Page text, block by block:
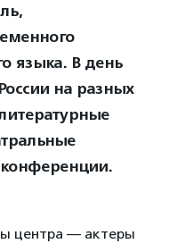
языка. В день
на разных
центра — актеры